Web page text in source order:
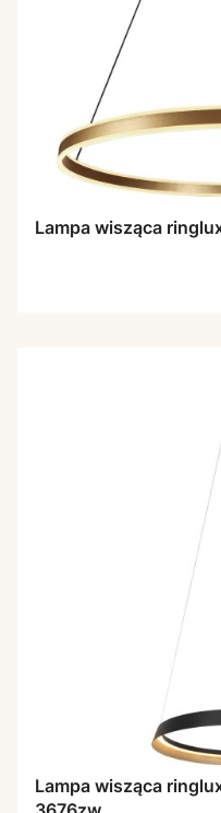
Lampa wisząca
Lampa wisząca